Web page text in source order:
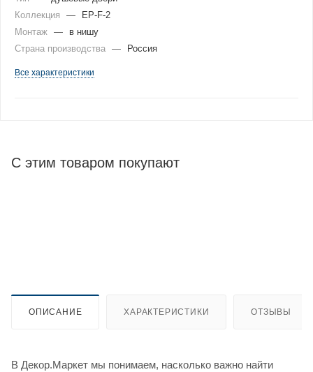
Коллекция
—
EP-F-2
Монтаж —
в нишу
Страна производства — Россия
Все характеристики
С этим товаром покупают
ОПИСАНИЕ ХАРАКТЕРИСТИКИ ОТЗЫВЫ
В Декор.Маркет мы понимаем, насколько важно найти